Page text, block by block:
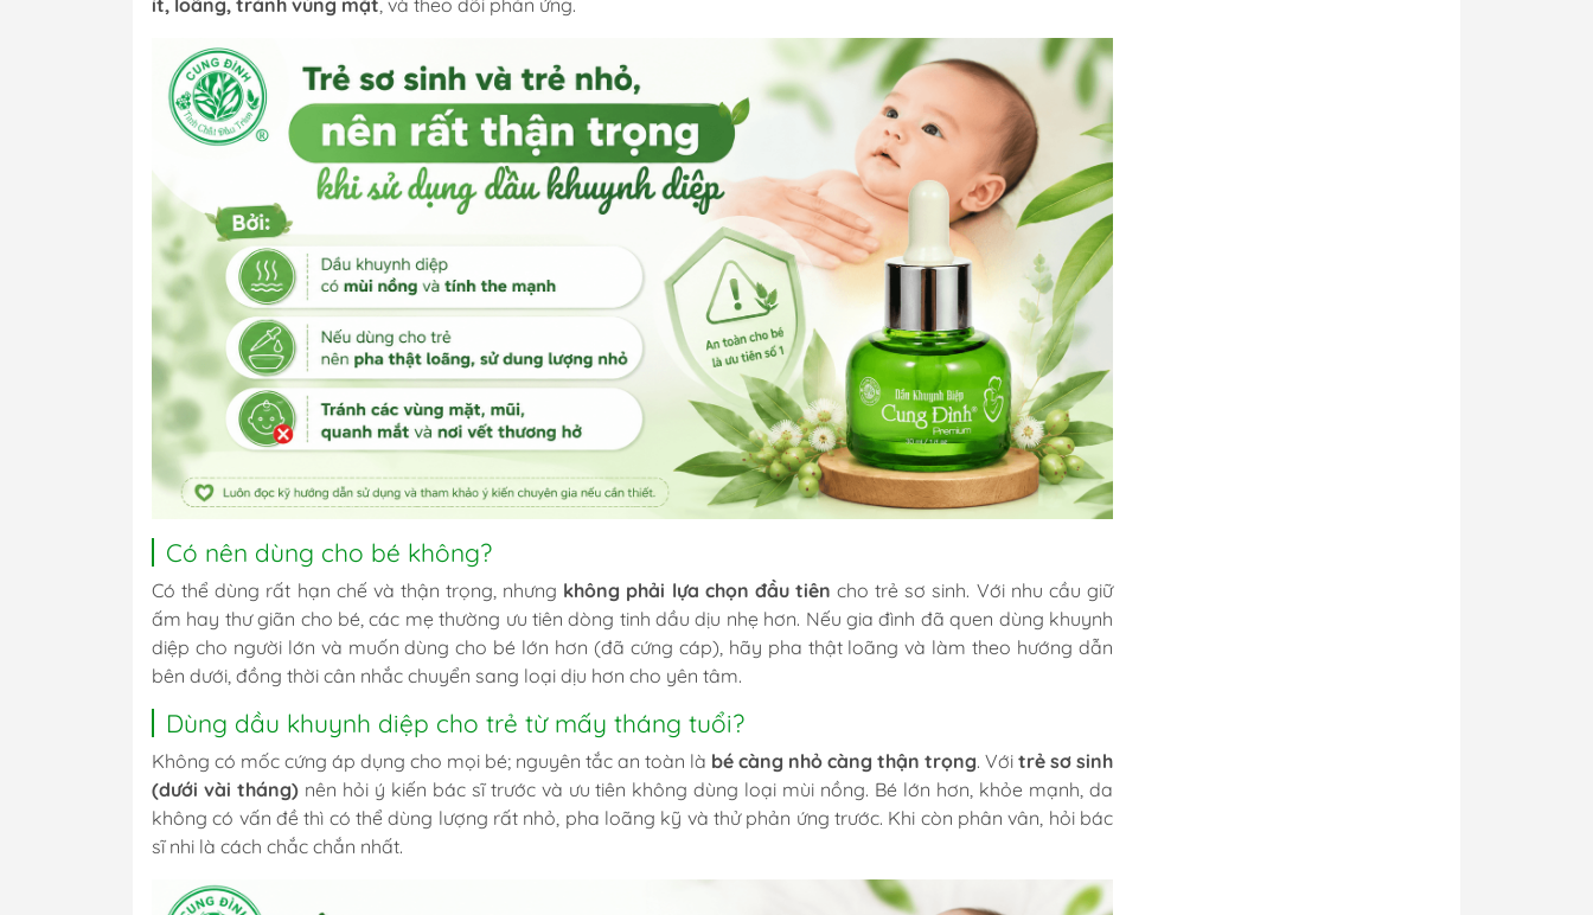
ít, loãng, tránh vùng mặt, và theo dõi phản ứng.
Có nên dùng cho bé không?
Có thể dùng rất hạn chế và thận trọng, nhưng không phải lựa chọn đầu tiên cho trẻ sơ sinh. Với nhu cầu giữ
ấm hay thư giãn cho bé, các mẹ thường ưu tiên dòng tinh dầu dịu nhẹ hơn. Nếu gia đình đã quen dùng khuynh
diệp cho người lớn và muốn dùng cho bé lớn hơn (đã cứng cáp), hãy pha thật loãng và làm theo hướng dẫn
bên dưới, đồng thời cân nhắc chuyển sang loại dịu hơn cho yên tâm.
Dùng dầu khuynh diệp cho trẻ từ mấy tháng tuổi?
Không có mốc cứng áp dụng cho mọi bé; nguyên tắc an toàn là bé càng nhỏ càng thận trọng. Với trẻ sơ sinh
(dưới vài tháng)nên hỏi ý kiến bác sĩ trước và ưu tiên không dùng loại mùi nồng. Bé lớn hơn, khỏe mạnh, da
không có vấn đề thì có thể dùng lượng rất nhỏ, pha loãng kỹ và thử phản ứng trước. Khi còn phân vân, hỏi bác
sĩ nhi là cách chắc chắn nhất.